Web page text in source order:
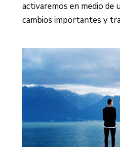
activaremos en medio de
cambios importantes y